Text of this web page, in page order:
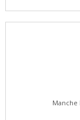
Manche